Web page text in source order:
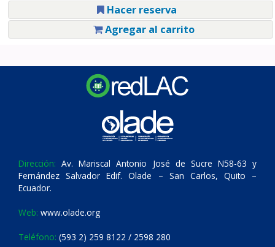
Hacer reserva
Agregar al carrito
Dirección: Av. Mariscal Antonio José de Sucre N58-63 y
Fernández Salvador Edif. Olade – San Carlos, Quito –
Ecuador.
Web: www.olade.org
Teléfono: (593 2) 259 8122 / 2598 280